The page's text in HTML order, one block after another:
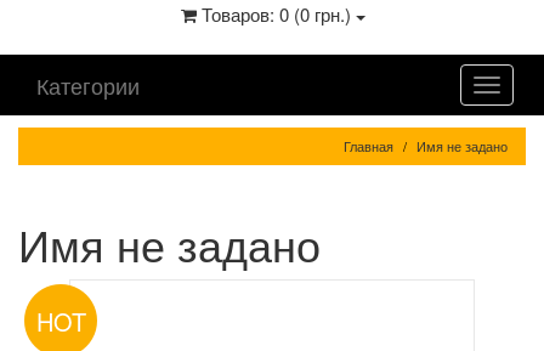
Товаров: 0 (0 грн.)
Категории
Главная Имя не задано
Имя не задано
HOT